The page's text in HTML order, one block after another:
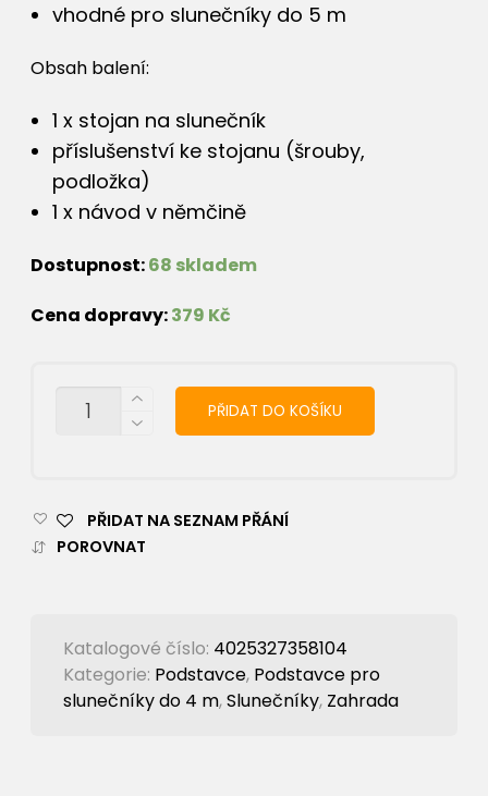
vhodné pro slunečníky do 5 m
Obsah balení:
1 x stojan na slunečník
příslušenství ke stojanu (šrouby,
podložka)
1 x návod v němčině
Dostupnost:68 skladem
Cena dopravy:379 Kč
MNOŽSTVÍ PŘIDAT DO KOŠÍKU
PŘIDAT NA SEZNAM PŘÁNÍ
POROVNAT
Katalogové číslo: 4025327358104
Kategorie: Podstavce, Podstavce pro
slunečníky do 4 m,Slunečníky, Zahrada